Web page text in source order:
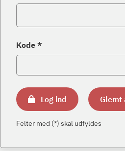
Kode *
Log ind Glemt
Felter med (*) skal udfyldes